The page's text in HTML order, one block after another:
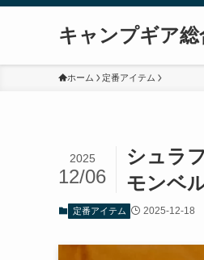
キャンプギア
ホーム 定番アイテム
シュラ
モンベ
2025
12/06
定番アイテム 2025-12-18